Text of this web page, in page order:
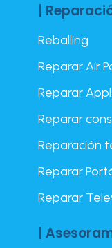
|
Reballing
Reparar Air
Reparar
Reparar
Reparación
Reparar
Reparar
|